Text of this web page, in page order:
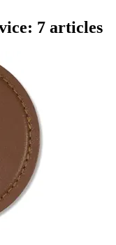
7 articles